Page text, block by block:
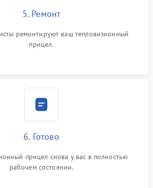
5. Ремонт
ремонтируют ваш тепловизионный
прицел.
6. Готово
прицел снова у вас в полностью
рабочем состоянии.